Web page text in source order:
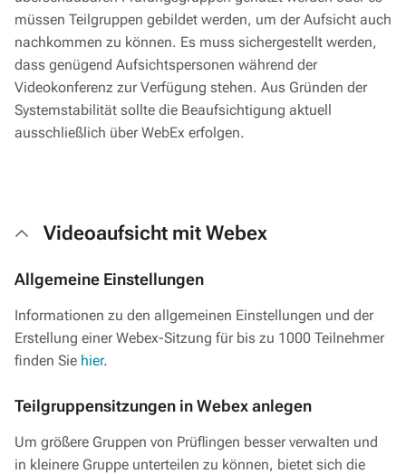
müssen Teilgruppen gebildet werden, um der Aufsicht auch
nachkommen zu können. Es muss sichergestellt werden,
dass genügend Aufsichtspersonen während der
Videokonferenz zur Verfügung stehen. Aus Gründen der
Systemstabilität sollte die Beaufsichtigung aktuell
ausschließlich über WebEx erfolgen.
Videoaufsicht mit Webex
Allgemeine Einstellungen
Informationen zu den allgemeinen Einstellungen und der
Erstellung einer Webex-Sitzung für bis zu 1000 Teilnehmer
finden Sie hier.
Teilgruppensitzungen in Webex anlegen
Um größere Gruppen von Prüflingen besser verwalten und
in kleinere Gruppe unterteilen zu können, bietet sich die